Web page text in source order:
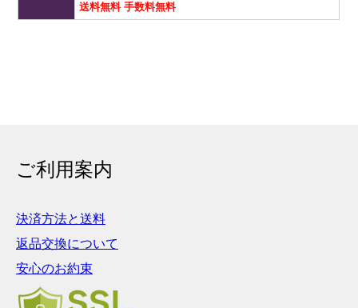
送料無料 手数料無料
ご利用案内
決済方法と送料
返品交換について
安心のお約束